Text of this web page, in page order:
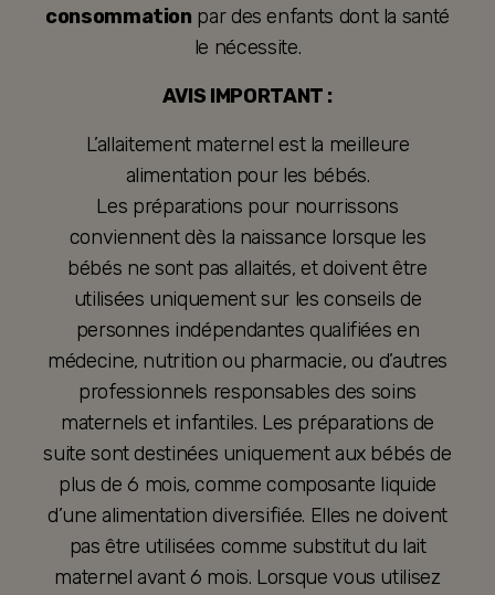
consommation par des enfants dont la santé
le nécessite.
AVIS IMPORTANT :
L’allaitement maternel est la meilleure
alimentation pour les bébés.
Les préparations pour nourrissons
conviennent dès la naissance lorsque les
bébés ne sont pas allaités, et doivent être
utilisées uniquement sur les conseils de
personnes indépendantes qualifiées en
médecine, nutrition ou pharmacie, ou d’autres
professionnels responsables des soins
maternels et infantiles. Les préparations de
suite sont destinées uniquement aux bébés de
plus de 6 mois, comme composante liquide
d’une alimentation diversifiée. Elles ne doivent
pas être utilisées comme substitut du lait
maternel avant 6 mois. Lorsque vous utilisez